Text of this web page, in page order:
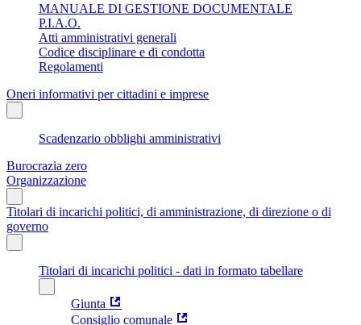
MANUALE DI GESTIONE DOCUMENTALE
P.I.A.O.
Atti amministrativi generali
Codice disciplinare e di condotta
Regolamenti
Oneri informativi per cittadini e imprese
Scadenzario obblighi amministrativi
Burocrazia zero
Organizzazione
Titolari di incarichi politici, di amministrazione, di direzione o di
governo
Titolari di incarichi politici - dati in formato tabellare
Giunta
Consiglio comunale